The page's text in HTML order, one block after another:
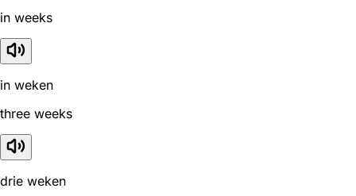
in weeks
in weken
three weeks
drie weken